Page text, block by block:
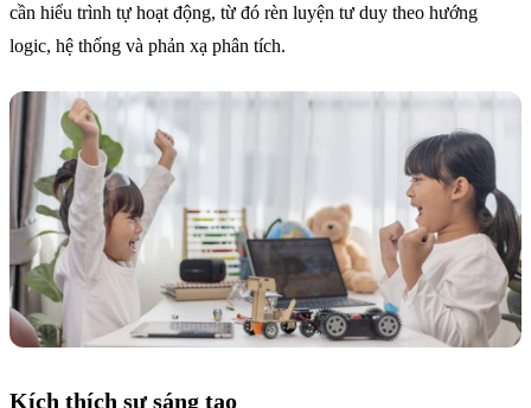
cần hiểu trình tự hoạt động, từ đó rèn luyện tư duy theo hướng
logic, hệ thống và phản xạ phân tích.
Kích thích sự sáng tạo